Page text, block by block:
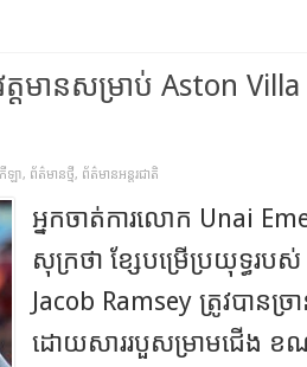
តមានសម្រាប់ Aston
កីឡា, ព័ត៌មានថ្មី, ព័ត៌មានអន្តរជាតិ
អ្នកចាត់ការលោក Unai
សុក្រថា ខ្សែបម្រើប្រយុទ្ធរ
Jacob Ramsey ត្រូវបានច្
ដោយសាររបួសម្រាមជើង ខណ